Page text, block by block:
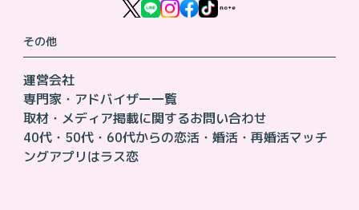
その他
運営会社
専門家・アドバイザー一覧
取材・メディア掲載に関するお問い合わせ
40代・50代・60代からの恋活・婚活・再婚活マッチ
ングアプリはラス恋